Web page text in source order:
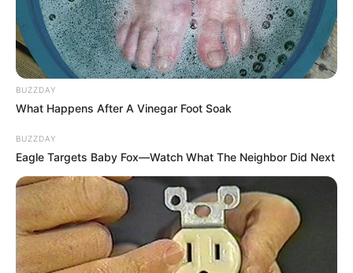
BUZZDAY
What Happens After A Vinegar Foot Soak
BUZZDAY
Eagle Targets Baby Fox—Watch What The Neighbor Did Next